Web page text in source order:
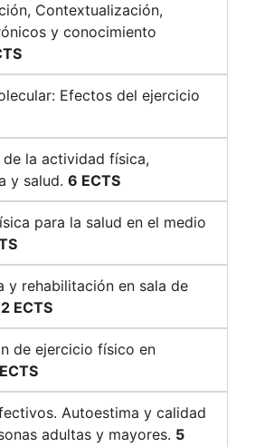
Contextualización,
y conocimiento
Efectos del ejercicio
de la actividad física,
y salud.6 ECTS
para la salud en el medio
y rehabilitación en sala de
ECTS
de ejercicio físico en
Autoestima y calidad
adultas y mayores. 5